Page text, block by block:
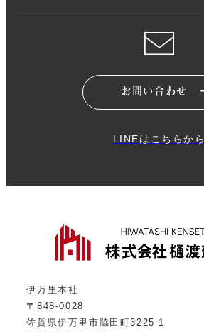
お問い合わせ
LINEはこちらから
伊万里本社
〒848-0028
佐賀県伊万里市脇田町3225-1